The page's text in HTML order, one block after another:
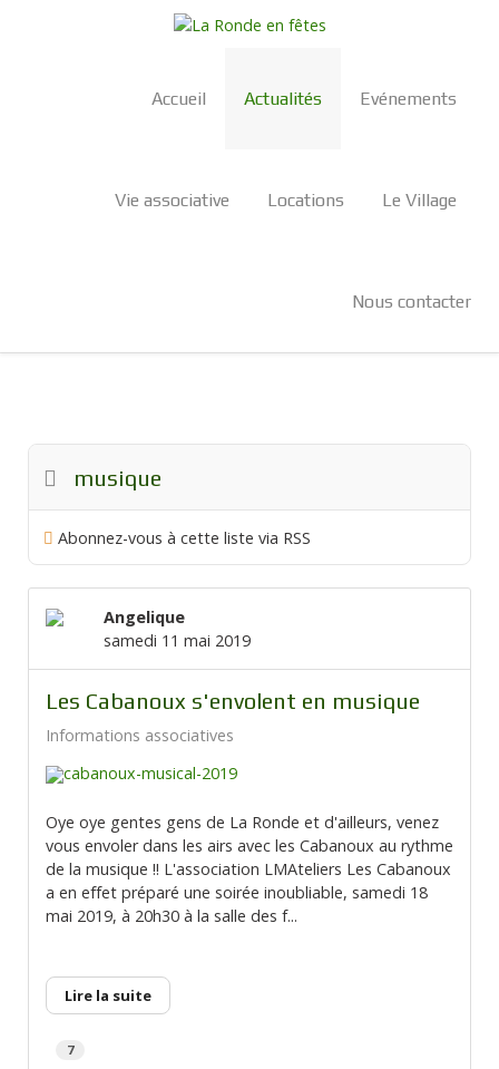
Accueil Actualités Evénements
Vie associative Locations Le Village
Nous contacter
musique
Abonnez-vous à cette liste via RSS
Angelique
samedi 11 mai 2019
Les Cabanoux s'envolent en musique
Informations associatives
Oye oye gentes gens de La Ronde et d'ailleurs, venez
vous envoler dans les airs avec les Cabanoux au rythme
de la musique !! L'association LMAteliers Les Cabanoux
a en effet préparé une soirée inoubliable, samedi 18
mai 2019, à 20h30 à la salle des f...
Lire la suite
7